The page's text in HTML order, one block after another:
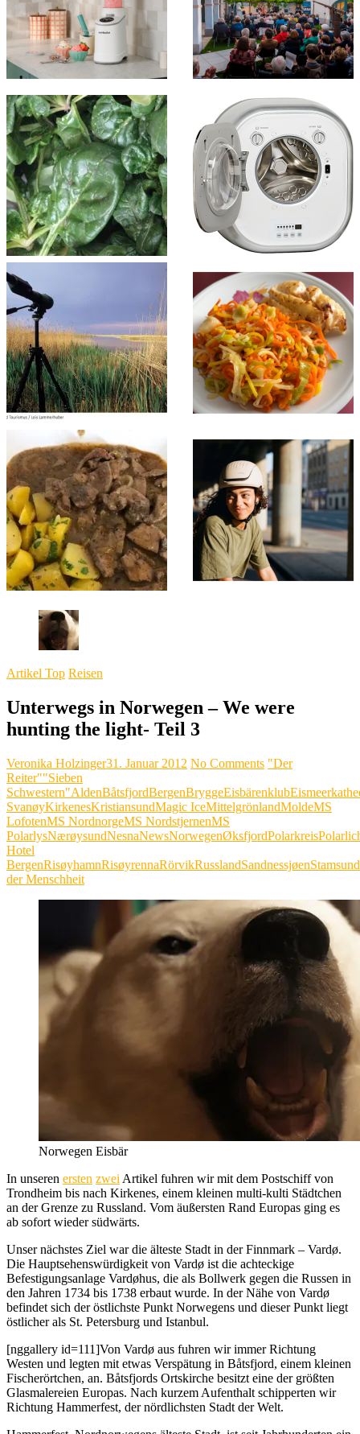
Artikel Top Reisen
Unterwegs in Norwegen – We were
hunting the light- Teil 3
Veronika Holzinger31. Januar 2012 No Comments "Der
Reiter""Sieben
Schwestern"AldenBåtsfjordBergenBryggeEisbärenklub
SvanøyKirkenesKristiansundMagic IceMittelgrönlandMoldeMS
LofotenMS NordnorgeMS NordstjernenMS
PolarlysNærøysundNesnaNewsNorwegenØksfjordPolarkreis
Hotel
BergenRisøyhamnRisøyrennaRörvikRusslandSandnessjøenStamsund
der Menschheit
Norwegen Eisbär
In unseren ersten zwei Artikel fuhren wir mit dem Postschiff von
Trondheim bis nach Kirkenes, einem kleinen multi-kulti Städtchen
an der Grenze zu Russland. Vom äußersten Rand Europas ging es
ab sofort wieder südwärts.
Unser nächstes Ziel war die älteste Stadt in der Finnmark – Vardø.
Die Hauptsehenswürdigkeit von Vardø ist die achteckige
Befestigungsanlage Vardøhus, die als Bollwerk gegen die Russen in
den Jahren 1734 bis 1738 erbaut wurde. In der Nähe von Vardø
befindet sich der östlichste Punkt Norwegens und dieser Punkt liegt
östlicher als St. Petersburg und Istanbul.
[nggallery id=111]Von Vardø aus fuhren wir immer Richtung
Westen und legten mit etwas Verspätung in Båtsfjord, einem kleinen
Fischerörtchen, an. Båtsfjords Ortskirche besitzt eine der größten
Glasmalereien Europas. Nach kurzem Aufenthalt schipperten wir
Richtung Hammerfest, der nördlichsten Stadt der Welt.